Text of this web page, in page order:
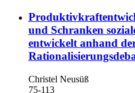
und Schranken
entwickelt anhand
Christel Neusüß
75-113